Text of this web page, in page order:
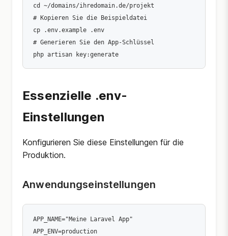
cd ~/domains/ihredomain.de/projekt
# Kopieren Sie die Beispieldatei
cp .env.example .env
# Generieren Sie den App-Schlüssel
Essenzielle .env-
Einstellungen
Konfigurieren Sie diese Einstellungen für die
Produktion.
Anwendungseinstellungen
APP_NAME="Meine Laravel App"
APP_ENV=production